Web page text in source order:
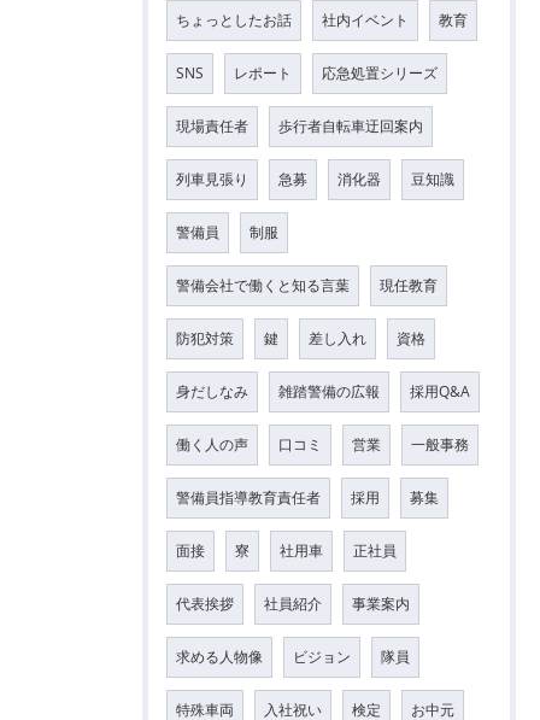
ちょっとしたお話 社内イベント 教育
SNS レポート 応急処置シリーズ
現場責任者 歩行者自転車迂回案内
列車見張り 急募 消化器 豆知識
警備員 制服
警備会社で働くと知る言葉 現任教育
防犯対策 鍵 差し入れ 資格
身だしなみ 雑踏警備の広報 採用Q&A
働く人の声 口コミ 営業 一般事務
警備員指導教育責任者 採用 募集
面接 寮 社用車 正社員
代表挨拶 社員紹介 事業案内
求める人物像 ビジョン 隊員
特殊車両 入社祝い 検定 お中元